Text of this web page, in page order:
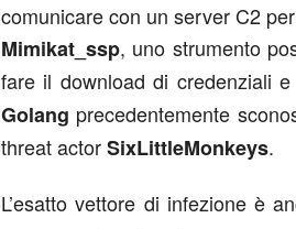
comunicare con un server C2
Mimikat_ssp, uno strumento
fare il download di credenziali
Golang precedentemente
threat actorSixLittleMonkeys.
L’esatto vettore di infezione è